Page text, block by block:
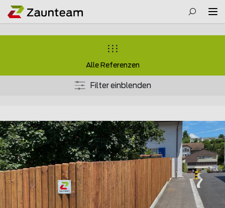
Alle Referenzen
Filter einblenden